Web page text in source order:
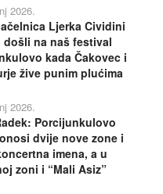
2026.
Ljerka Cividini
došli na naš festival
kada Čakovec i
žive punim plućima
2026.
Porcijunkulovo
dvije nove zone i
imena, a u
zoni i “Mali Asiz”